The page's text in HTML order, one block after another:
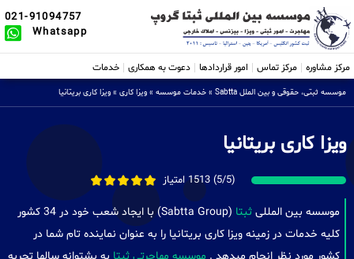
021-91094757
Whatsapp
مرکز مشاوره مرکز تماس امور قراردادها دعوت به همکاری خدمات
موسسه ثبتی، حقوقی و بین الملل Sabtta » خدمات موسسه » ویزا کاری » ویزا کاری بریتانیا
ویزا کاری بریتانیا
(5/5) 1513 امتیاز
موسسه بین المللی ثبتا
(Sabtta Group) با ایجاد شعب خود در 34 کشور
کلیه خدمات در زمینه ویزا کاری بریتانیا را به عنوان نماینده تام شما در
کشور مورد نظر انجام میدهد . موسسه مهاجرتی ثبتا به پشتوانه سالها تجربه